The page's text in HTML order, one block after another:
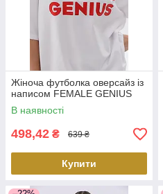
Жіноча футболка оверсайз із
написом FEMALE GENIUS
В наявності
498,42 ₴ 639 ₴
Купити